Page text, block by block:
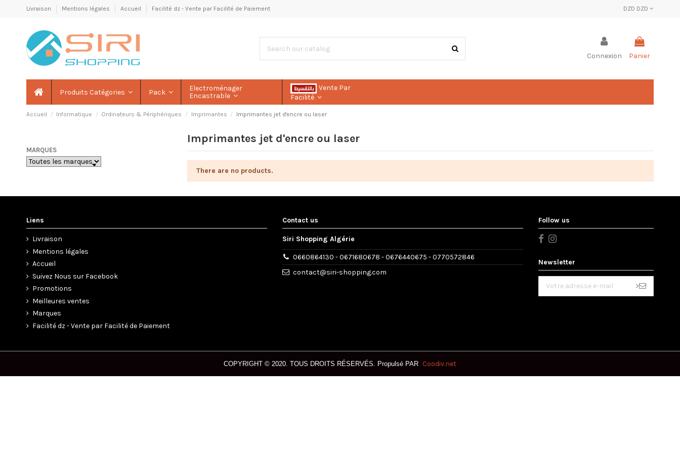
Livraison Mentions légales Accueil Facilité dz - Vente par Facilité de Paiement DZD DZD
Connexion Panier
Produits Catégories Pack
Electroménager
Encastrable
Vente Par
Facilité
Accueil Informatique Ordinateurs & Périphériques Imprimantes Imprimantes jet d'encre ou laser
Imprimantes jet d'encre ou laser
There are no products.
MARQUES
Liens
Livraison
Mentions légales
Accueil
Suivez Nous sur Facebook
Promotions
Meilleures ventes
Marques
Facilité dz - Vente par Facilité de Paiement
Contact us
Siri Shopping Algérie
0660864130 - 0671680678 - 0676440675 - 0770572846
contact@siri-shopping.com
Follow us
Newsletter
>
COPYRIGHT © 2020. TOUS DROITS RÉSERVÉS. Propulsé PAR Coodiv.net